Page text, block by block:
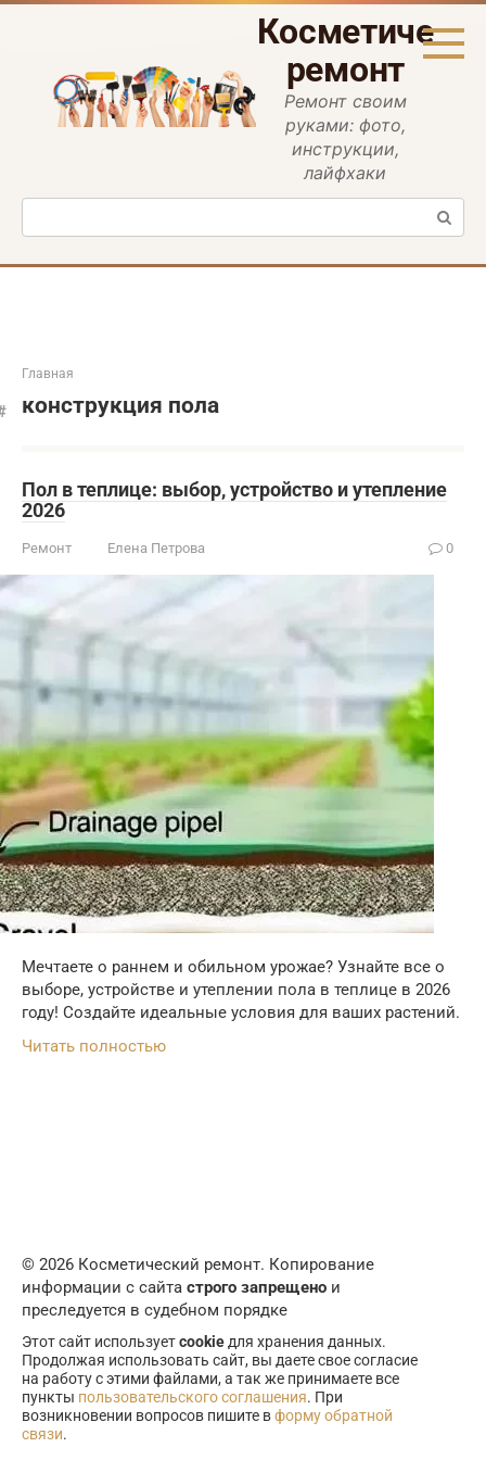
Перейти
ремонт
Ремонт своим
руками: фото,
инструкции,
лайфхаки
Поиск:
Главная
конструкция пола
Пол в теплице: выбор, устройство и утепление
2026
Ремонт Елена Петрова 0
Мечтаете о раннем и обильном урожае? Узнайте все о
выборе, устройстве и утеплении пола в теплице в 2026
году! Создайте идеальные условия для ваших растений.
Читать полностью
© 2026 Косметический ремонт. Копирование
информации с сайта строго запрещено и
преследуется в судебном порядке
Этот сайт используетcookie для хранения данных.
Продолжая использовать сайт, вы даете свое согласие
на работу с этими файлами, а так же принимаете все
пункты пользовательского соглашения. При
возникновении вопросов пишите вформу обратной
связи.